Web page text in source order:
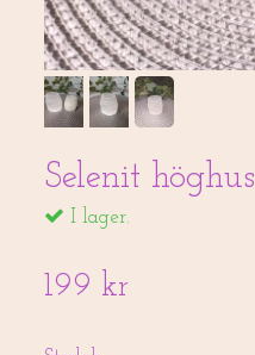
Selenit höghus
I lager.
199 kr